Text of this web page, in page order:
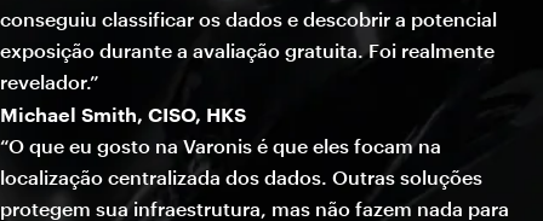
conseguiu classificar os dados e descobrir a potencial
exposição durante a avaliação gratuita. Foi realmente
revelador.”
Michael Smith, CISO, HKS
“O que eu gosto na Varonis é que eles focam na
localização centralizada dos dados. Outras soluções
protegem sua infraestrutura, mas não fazem nada para